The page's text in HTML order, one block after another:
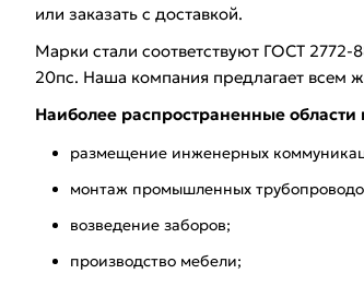
или заказать с доставкой.
Марки стали соответствуют ГОСТ
20пс. Наша компания предлагает
Наиболее распространенные
размещение инженерных
монтаж промышленных
возведение заборов;
производство мебели;